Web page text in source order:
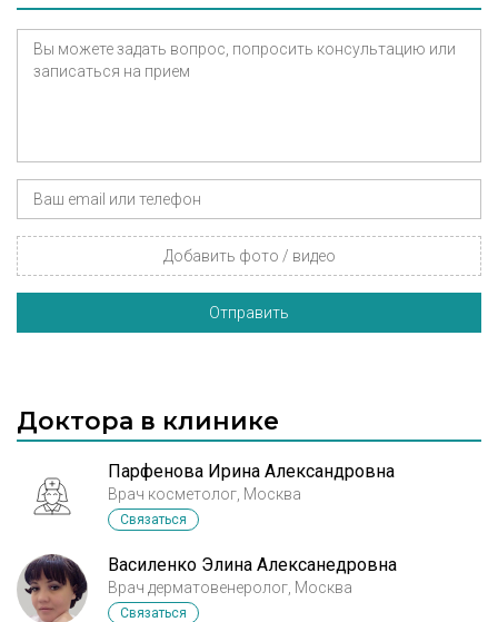
Добавить фото / видео
Отправить
Доктора в клинике
Парфенова Ирина Александровна
Врач косметолог, Москва
Связаться
Василенко Элина Алексанедровна
Врач дерматовенеролог, Москва
Связаться